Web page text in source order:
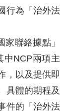
行為「治外法
聯絡據點」
中NCP兩項主
，以及提供即
具體的期程及
件的「治外法